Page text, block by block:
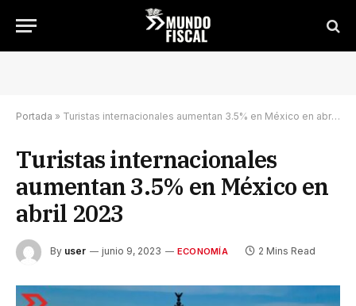
Portada » Turistas internacionales aumentan 3.5% en México en abril 2023
Turistas internacionales
aumentan 3.5% en México en
abril 2023
By user junio 9, 2023 ECONOMÍA 2 Mins Read